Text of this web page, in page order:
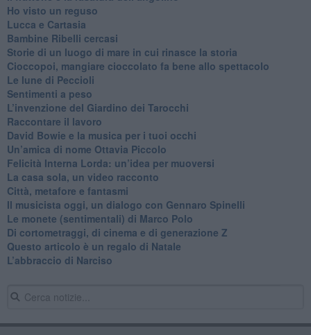
​Ho visto un reguso
Lucca e Cartasia
Bambine Ribelli cercasi
Storie di un luogo di mare in cui rinasce la storia
Cioccopoi, mangiare cioccolato fa bene allo spettacolo
​Le lune di Peccioli
​Sentimenti a peso
​L’invenzione del Giardino dei Tarocchi
​Raccontare il lavoro
David Bowie e la musica per i tuoi occhi
Un’amica di nome Ottavia Piccolo
​Felicità Interna Lorda: un’idea per muoversi
​La casa sola, un video racconto
​Città, metafore e fantasmi
Il musicista oggi, un dialogo con Gennaro Spinelli
Le monete (sentimentali) di Marco Polo
​Di cortometraggi, di cinema e di generazione Z
​Questo articolo è un regalo di Natale
L’abbraccio di Narciso